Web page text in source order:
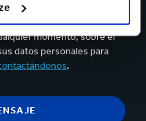
momento utilizando el
electrónicos que recibas.
momento, sobre el
datos personales para
.